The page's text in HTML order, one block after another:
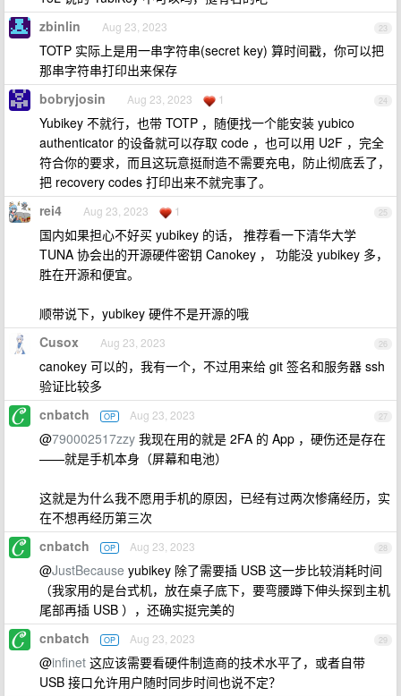
23
zbinlin Aug 23, 2023
TOTP 实际上是用一串字符串(secret key) 算时间戳，你可以把
那串字符串打印出来保存
24
bobryjosin Aug 23, 2023 1
Yubikey 不就行，也带 TOTP ，随便找一个能安装 yubico
authenticator 的设备就可以存取 code ，也可以用 U2F ，完全
符合你的要求，而且这玩意挺耐造不需要充电，防止彻底丢了，
把 recovery codes 打印出来不就完事了。
25
rei4 Aug 23, 2023 1
国内如果担心不好买 yubikey 的话， 推荐看一下清华大学
TUNA 协会出的开源硬件密钥 Canokey ， 功能没 yubikey 多，
胜在开源和便宜。
顺带说下，yubikey 硬件不是开源的哦
26
Cusox Aug 23, 2023
canokey 可以的，我有一个，不过用来给 git 签名和服务器 ssh
验证比较多
27
cnbatch OP Aug 23, 2023
@790002517zzy 我现在用的就是 2FA 的 App ，硬伤还是存在
——就是手机本身（屏幕和电池）
这就是为什么我不愿用手机的原因，已经有过两次惨痛经历，实
在不想再经历第三次
28
cnbatch OP Aug 23, 2023
@JustBecause yubikey 除了需要插 USB 这一步比较消耗时间
（我家用的是台式机，放在桌子底下，要弯腰蹲下伸头探到主机
尾部再插 USB ），还确实挺完美的
29
cnbatch OP Aug 23, 2023
@infinet 这应该需要看硬件制造商的技术水平了，或者自带
USB 接口允许用户随时同步时间也说不定？